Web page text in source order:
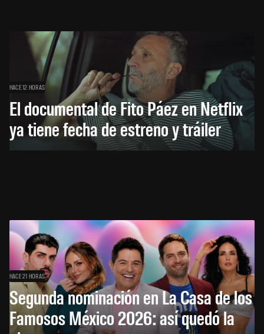
HACE 12 HORAS
El documental de Fito Páez en Netflix
ya tiene fecha de estreno y tráiler
HACE 21 HORAS
Segunda nominación en La Casa de los
Famosos México 2026: así quedó la